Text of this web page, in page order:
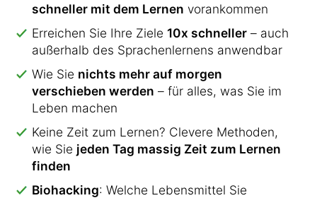
schneller mit dem Lernen vorankommen
Erreichen Sie Ihre Ziele 10x schneller – auch
außerhalb des Sprachenlernens anwendbar
Wie Sie nichts mehr auf morgen
verschieben werden – für alles, was Sie im
Leben machen
Keine Zeit zum Lernen? Clevere Methoden,
wie Sie jeden Tag massig Zeit zum Lernen
finden
Biohacking: Welche Lebensmittel Sie